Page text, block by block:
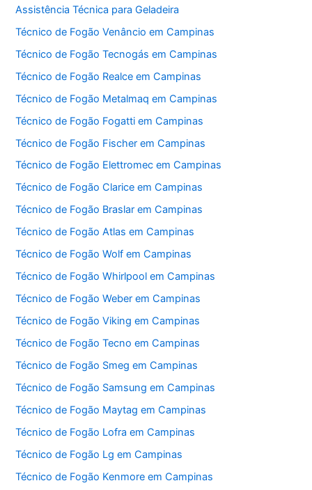
Assistência Técnica para Geladeira
Técnico de Fogão Venâncio em Campinas
Técnico de Fogão Tecnogás em Campinas
Técnico de Fogão Realce em Campinas
Técnico de Fogão Metalmaq em Campinas
Técnico de Fogão Fogatti em Campinas
Técnico de Fogão Fischer em Campinas
Técnico de Fogão Elettromec em Campinas
Técnico de Fogão Clarice em Campinas
Técnico de Fogão Braslar em Campinas
Técnico de Fogão Atlas em Campinas
Técnico de Fogão Wolf em Campinas
Técnico de Fogão Whirlpool em Campinas
Técnico de Fogão Weber em Campinas
Técnico de Fogão Viking em Campinas
Técnico de Fogão Tecno em Campinas
Técnico de Fogão Smeg em Campinas
Técnico de Fogão Samsung em Campinas
Técnico de Fogão Maytag em Campinas
Técnico de Fogão Lofra em Campinas
Técnico de Fogão Lg em Campinas
Técnico de Fogão Kenmore em Campinas